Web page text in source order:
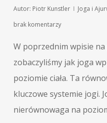
Autor: Piotr Kunstler Joga i
brak komentarzy
W poprzednim wpisie na
zobaczyliśmy jak joga
poziomie ciała. Ta
kluczowe systemie jogi.
nierównowaga na